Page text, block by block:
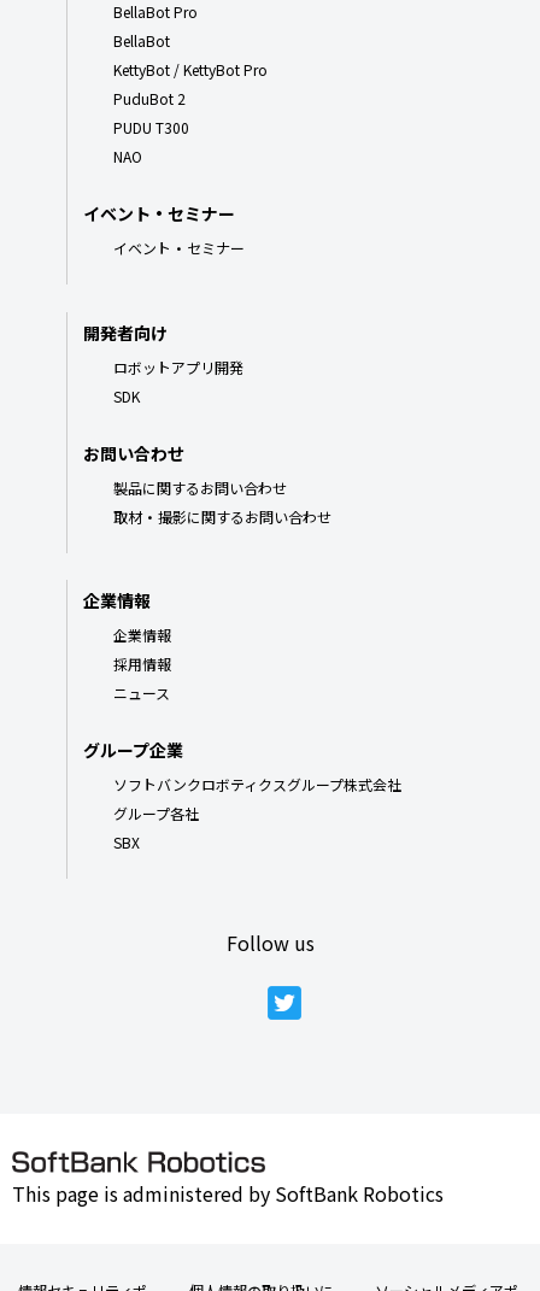
BellaBot Pro
BellaBot
KettyBot / KettyBot Pro
PuduBot 2
PUDU T300
NAO
イベント・セミナー
イベント・セミナー
開発者向け
ロボットアプリ開発
SDK
お問い合わせ
製品に関するお問い合わせ
取材・撮影に関するお問い合わせ
企業情報
企業情報
採用情報
ニュース
グループ企業
ソフトバンクロボティクスグループ株式会社
グループ各社
SBX
Follow us
This page is administered by SoftBank Robotics